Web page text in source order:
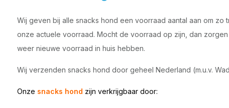
Wij geven bij alle snacks hond een voorraad aantal aan om zo
onze actuele voorraad. Mocht de voorraad op zijn, dan
weer nieuwe voorraad in huis hebben.
Wij verzenden snacks hond door geheel Nederland (m.u.v.
Onze snacks hond zijn verkrijgbaar door: